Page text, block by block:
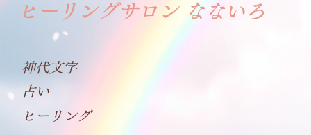
ヒーリングサロン なないろ
神代文字
占い
ヒーリング